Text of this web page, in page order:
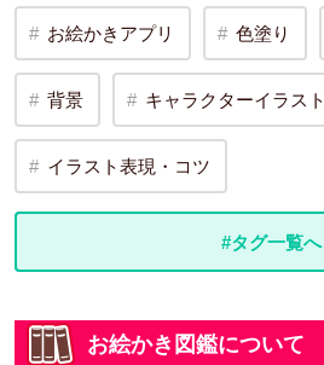
お絵かきアプリ 色塗り
背景 キャラクターイラスト
イラスト表現・コツ
#タグ一覧へ
お絵かき図鑑について